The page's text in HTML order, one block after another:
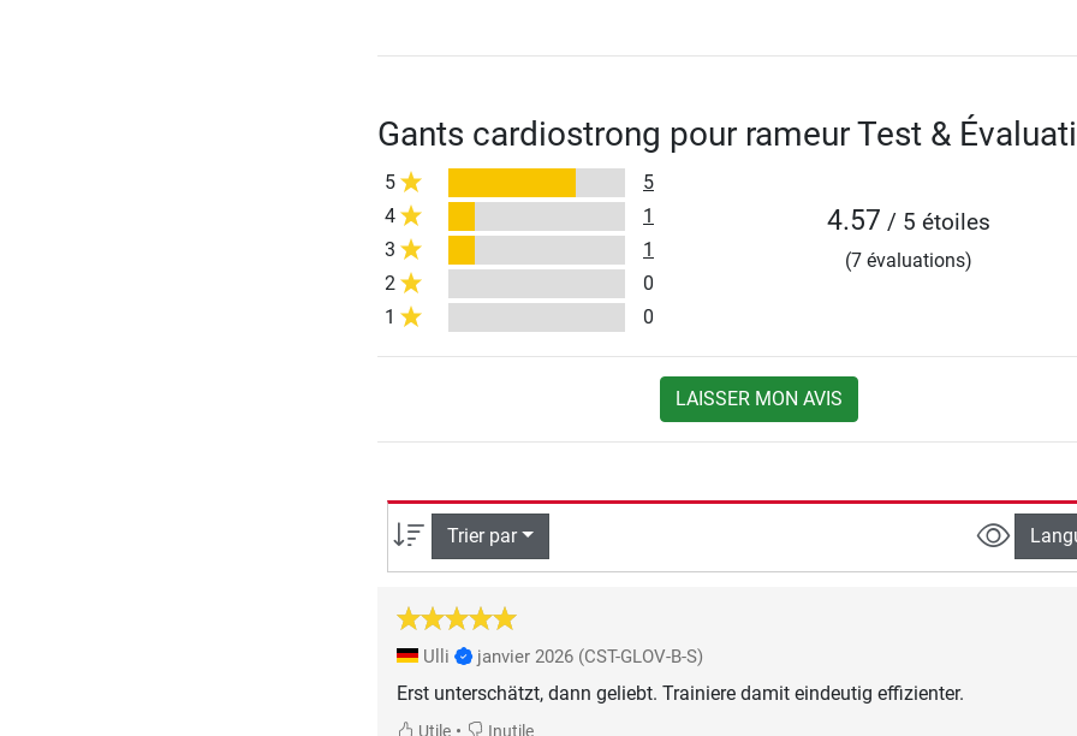
Gants cardiostrong pour rameur Test &
5
5
4
1
3
1
2
0
1
0
4.57 / 5 étoiles
(7 évaluations)
LAISSER MON AVIS
Trier par
Ulli janvier 2026 (CST-GLOV-B-S)
Erst unterschätzt, dann geliebt. Trainiere damit eindeutig effizienter.
Utile• Inutile